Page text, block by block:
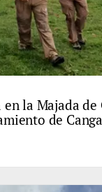
en la Majada
de